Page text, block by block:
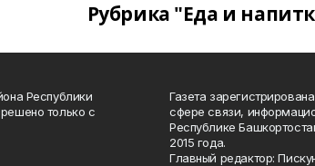
Рубрика "Еда и
Республики
только с
Газета
сфере связи,
Республике
2015 года.
Главный редактор: